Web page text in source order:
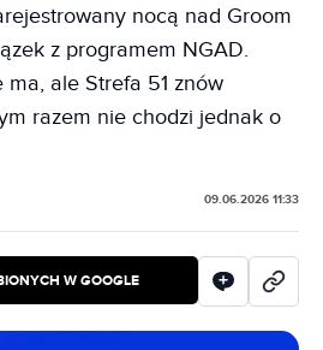
nocą nad Groom
z programem NGAD.
ale Strefa 51 znów
razem nie chodzi jednak o
09.06.2026 11:33
W GOOGLE